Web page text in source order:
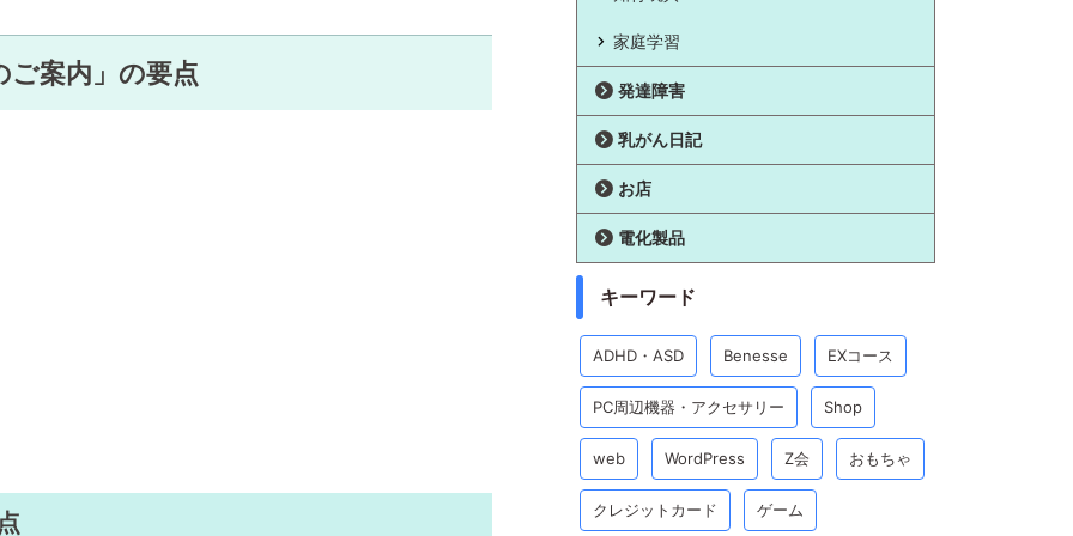
案内」の要点
家庭学習
発達障害
乳がん日記
お店
電化製品
キーワード
ADHD・ASD Benesse EXコース
PC周辺機器・アクセサリー Shop
web WordPress Z会 おもちゃ
クレジットカード ゲーム